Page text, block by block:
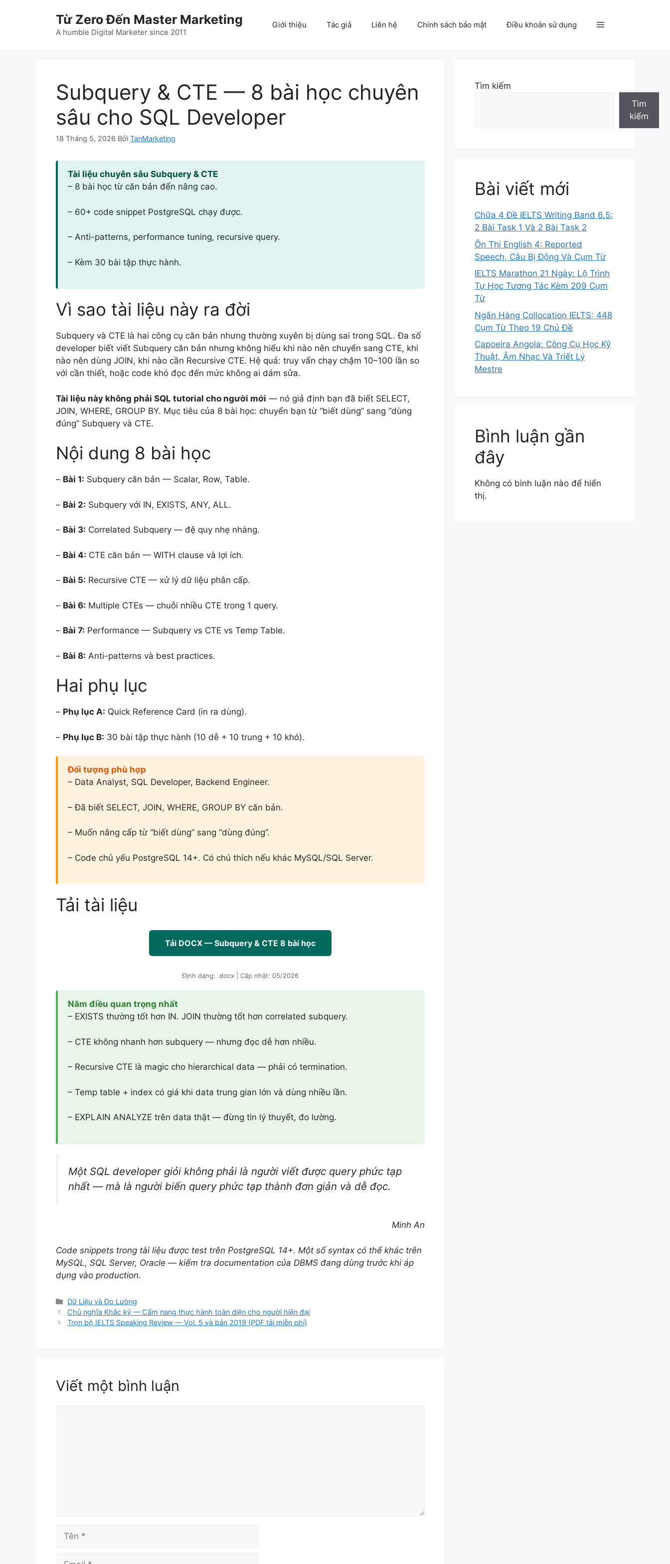
Từ Zero Đến Master Marketing
A humble Digital Marketer since 2011
Giới thiệu Tác giả Liên hệ Chính sách bảo mật Điều khoản sử dụng
Subquery & CTE — 8 bài học chuyên
sâu cho SQL Developer
18 Tháng 5, 2026 Bởi TanMarketing
Tài liệu chuyên sâu Subquery & CTE
– 8 bài học từ căn bản đến nâng cao.
– 60+ code snippet PostgreSQL chạy được.
– Anti-patterns, performance tuning, recursive query.
– Kèm 30 bài tập thực hành.
Vì sao tài liệu này ra đời
Subquery và CTE là hai công cụ căn bản nhưng thường xuyên bị dùng sai trong SQL. Đa số
developer biết viết Subquery căn bản nhưng không hiểu khi nào nên chuyển sang CTE, khi
nào nên dùng JOIN, khi nào cần Recursive CTE. Hệ quả: truy vấn chạy chậm 10–100 lần so
với cần thiết, hoặc code khó đọc đến mức không ai dám sửa.
Tài liệu này không phải SQL tutorial cho người mới — nó giả định bạn đã biết SELECT,
JOIN, WHERE, GROUP BY. Mục tiêu của 8 bài học: chuyển bạn từ “biết dùng” sang “dùng
đúng” Subquery và CTE.
Nội dung 8 bài học
– Bài 1: Subquery căn bản — Scalar, Row, Table.
– Bài 2: Subquery với IN, EXISTS, ANY, ALL.
– Bài 3: Correlated Subquery — đệ quy nhẹ nhàng.
– Bài 4: CTE căn bản — WITH clause và lợi ích.
– Bài 5: Recursive CTE — xử lý dữ liệu phân cấp.
– Bài 6: Multiple CTEs — chuỗi nhiều CTE trong 1 query.
– Bài 7: Performance — Subquery vs CTE vs Temp Table.
– Bài 8: Anti-patterns và best practices.
Hai phụ lục
– Phụ lục A: Quick Reference Card (in ra dùng).
– Phụ lục B: 30 bài tập thực hành (10 dễ + 10 trung + 10 khó).
Đối tượng phù hợp
– Data Analyst, SQL Developer, Backend Engineer.
– Đã biết SELECT, JOIN, WHERE, GROUP BY căn bản.
– Muốn nâng cấp từ “biết dùng” sang “dùng đúng”.
– Code chủ yếu PostgreSQL 14+. Có chú thích nếu khác MySQL/SQL Server.
Tải tài liệu
Tải DOCX — Subquery & CTE 8 bài học
Định dạng: .docx | Cập nhật: 05/2026
Năm điều quan trọng nhất
– EXISTS thường tốt hơn IN. JOIN thường tốt hơn correlated subquery.
– CTE không nhanh hơn subquery — nhưng đọc dễ hơn nhiều.
– Recursive CTE là magic cho hierarchical data — phải có termination.
– Temp table + index có giá khi data trung gian lớn và dùng nhiều lần.
– EXPLAIN ANALYZE trên data thật — đừng tin lý thuyết, đo lường.
Một SQL developer giỏi không phải là người viết được query phức tạp
nhất — mà là người biến query phức tạp thành đơn giản và dễ đọc.
Minh An
Code snippets trong tài liệu được test trên PostgreSQL 14+. Một số syntax có thể khác trên
MySQL, SQL Server, Oracle — kiểm tra documentation của DBMS đang dùng trước khi áp
dụng vào production.
Danh
mục
Dữ Liệu và Đo Lường
Chủ nghĩa Khắc kỷ — Cẩm nang thực hành toàn diện cho người hiện đại
Trọn bộ IELTS Speaking Review — Vol. 5 và bản 2019 (PDF tải miễn phí)
Viết một bình luận
Tìm kiếm
Tìm
kiếm
Bài viết mới
Chữa 4 Đề IELTS Writing Band 6.5:
2 Bài Task 1 Và 2 Bài Task 2
Ôn Thi English 4: Reported
Speech, Câu Bị Động Và Cụm Từ
IELTS Marathon 21 Ngày: Lộ Trình
Tự Học Tương Tác Kèm 209 Cụm
Từ
Ngân Hàng Collocation IELTS: 448
Cụm Từ Theo 19 Chủ Đề
Capoeira Angola: Công Cụ Học Kỹ
Thuật, Âm Nhạc Và Triết Lý
Mestre
Bình luận gần
đây
Không có bình luận nào để hiển
thị.